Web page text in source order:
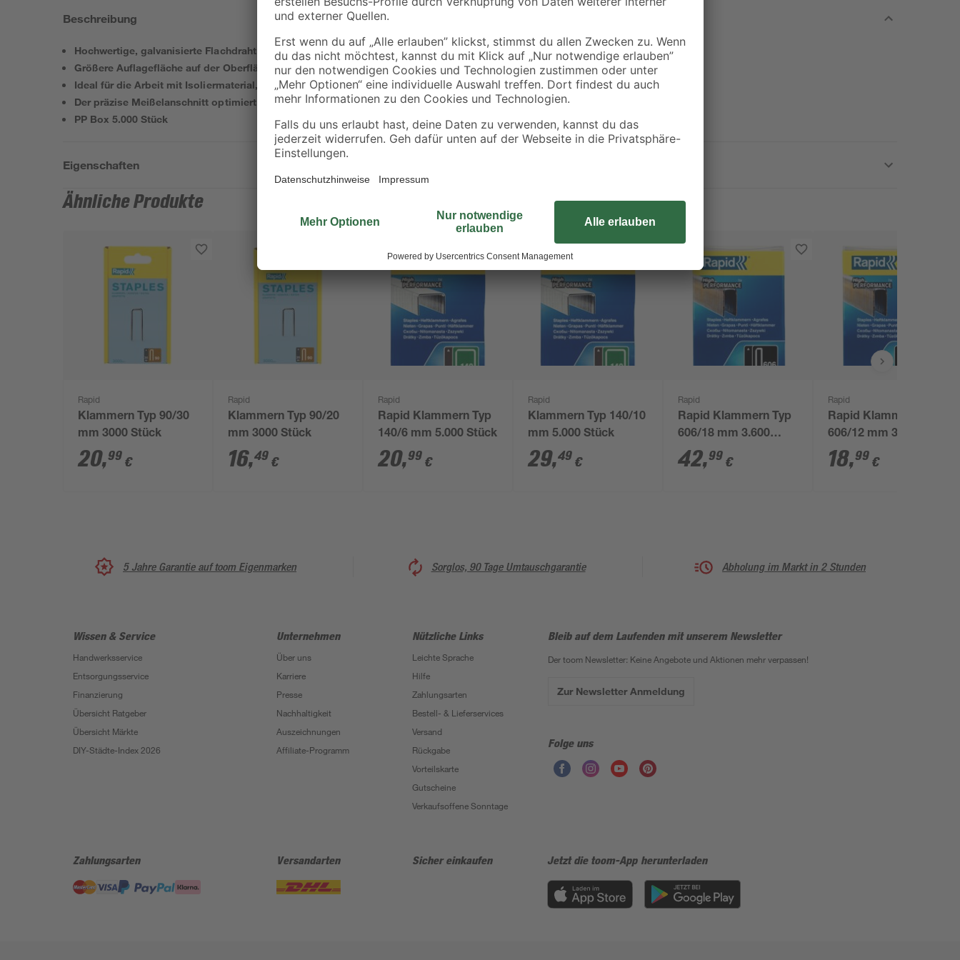
Beschreibung
Hochwertige, galvanisierte Flachdrahtklammern
Größere Auflagefläche auf der Oberfläche
Ideal für die Arbeit mit Isoliermaterial, dünnen Folien, dünner Pappe und Teppichen
Der präzise Meißelanschnitt optimiert den Eintreibvorgang in das Material
PP Box 5.000 Stück
Eigenschaften
Ähnliche Produkte
Rapid
Klammern Typ 90/30
mm 3000 Stück
20,99 €
Rapid
Klammern Typ 90/20
mm 3000 Stück
16,49 €
Rapid
Rapid Klammern Typ
140/6 mm 5.000 Stück
20,99 €
Rapid
Klammern Typ 140/10
mm 5.000 Stück
29,49 €
Rapid
Rapid Klammern Typ
606/18 mm 3.600
Stück
42,99 €
Rapid
Rapid Klammern Typ
606/12 mm 3.600
Stück
18,99 €
5 Jahre Garantie auf toom Eigenmarken Sorglos, 90 Tage Umtauschgarantie Abholung im Markt in 2 Stunden
Wissen & Service
Handwerksservice
Entsorgungsservice
Finanzierung
Übersicht Ratgeber
Übersicht Märkte
DIY-Städte-Index 2026
Unternehmen
Über uns
Karriere
Presse
Nachhaltigkeit
Auszeichnungen
Affiliate-Programm
Nützliche Links
Leichte Sprache
Hilfe
Zahlungsarten
Bestell- & Lieferservices
Versand
Rückgabe
Vorteilskarte
Gutscheine
Verkaufsoffene Sonntage
Bleib auf dem Laufenden mit unserem Newsletter
Der toom Newsletter: Keine Angebote und Aktionen mehr verpassen!
Zur Newsletter Anmeldung
Folge uns
Zahlungsarten Versandarten Sicher einkaufen Jetzt die toom-App herunterladen